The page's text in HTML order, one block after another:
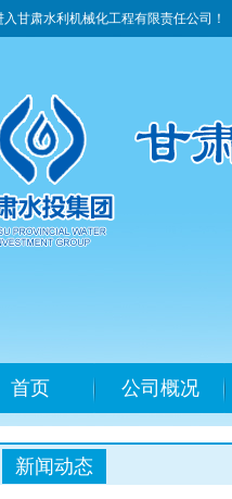
入甘肃水利机械化工程有限责任公司！
首页 公司概况
新闻动态